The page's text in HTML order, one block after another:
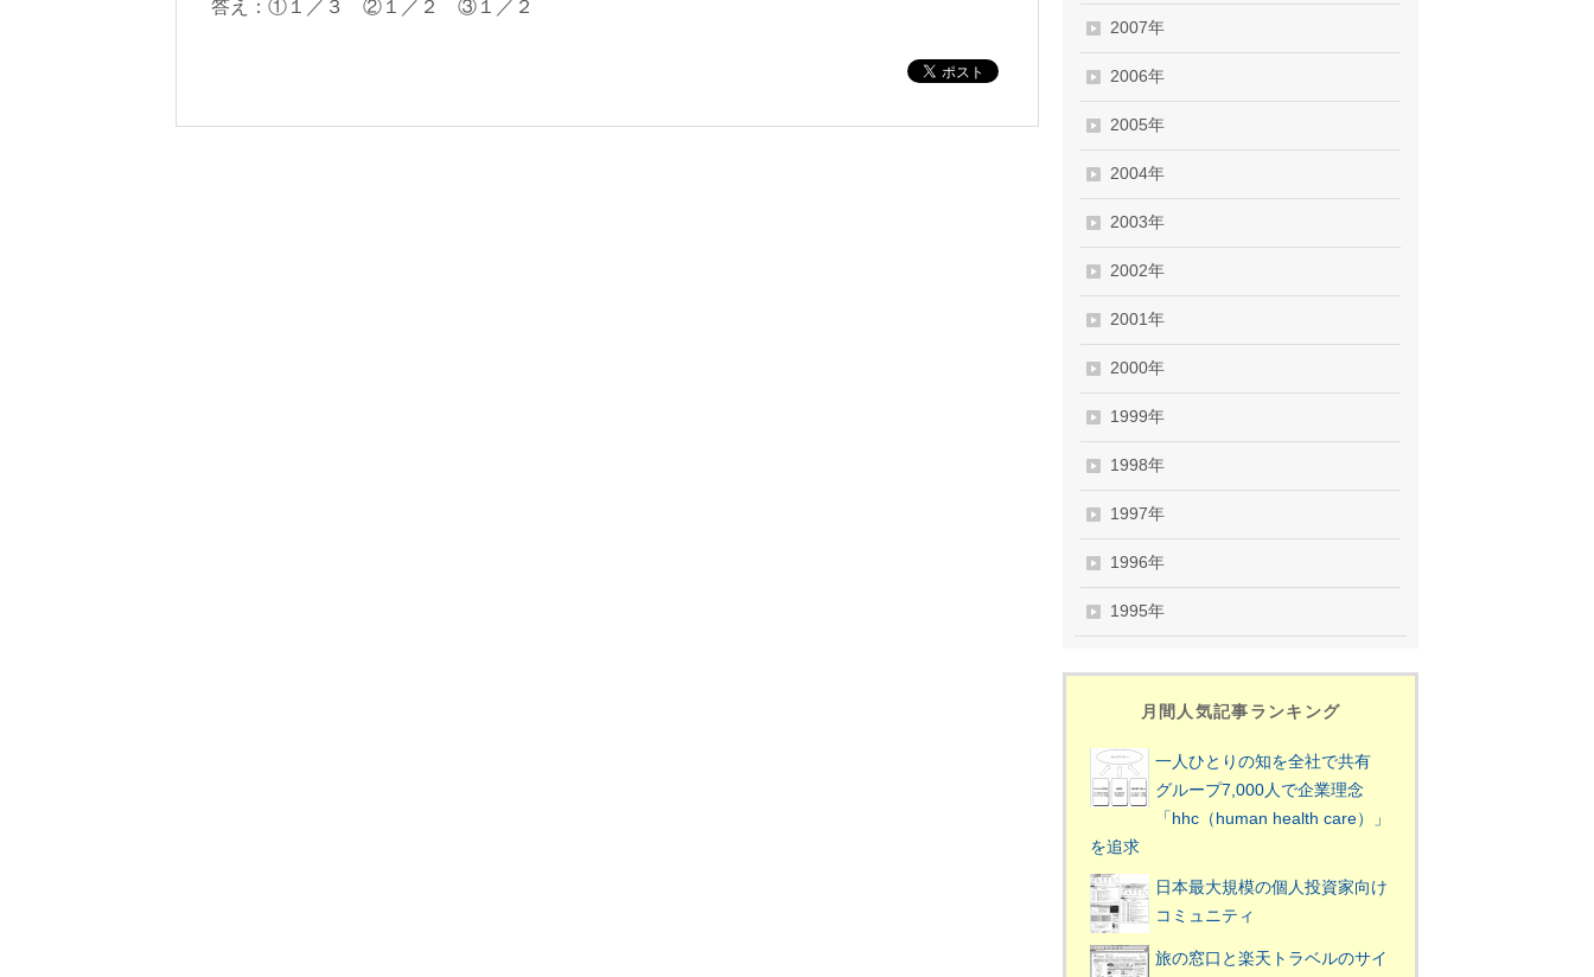
答え：①１／３ ②１／２ ③１／２
2007年
2006年
2005年
2004年
2003年
2002年
2001年
2000年
1999年
1998年
1997年
1996年
1995年
月間人気記事ランキング
一人ひとりの知を全社で共有
グループ7,000人で企業理念
「hhc（human health care）」
を追求
日本最大規模の個人投資家向け
コミュニティ
旅の窓口と楽天トラベルのサイ